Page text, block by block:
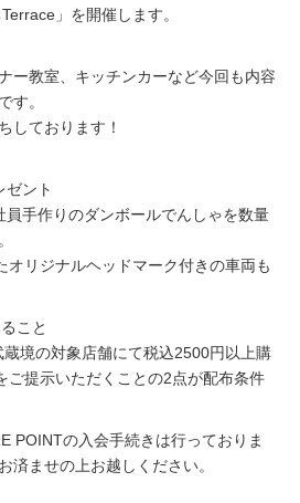
」を開催します。
ー教室、キッチンカーなど今回も内容
す。
しております！
ゼント
員手作りのダンボールでんしゃを数量
オリジナルヘッドマーク付きの車両も
こと
境の対象店舗にて税込2500円以上購
ご提示いただくことの2点が配布条件
POINTの入会手続きは行っておりま
済ませの上お越しください。